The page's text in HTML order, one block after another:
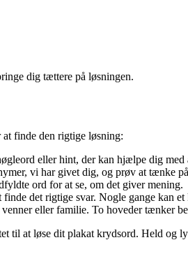
dig tættere på løsningen.
finde den rigtige løsning:
eller hint, der kan hjælpe dig med
vi har givet dig, og prøv at tænke
ord for at se, om det giver mening.
det rigtige svar. Nogle gange kan
eller familie. To hoveder tænker
til at løse dit plakat krydsord. Held og